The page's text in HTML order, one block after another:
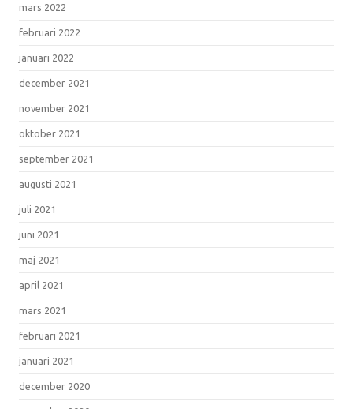
mars 2022
februari 2022
januari 2022
december 2021
november 2021
oktober 2021
september 2021
augusti 2021
juli 2021
juni 2021
maj 2021
april 2021
mars 2021
februari 2021
januari 2021
december 2020